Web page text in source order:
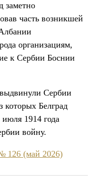
заметно
часть возникшей
организациям,
к Сербии Боснии
Сербии
которых Белград
1914 года
войну.
126 (май 2026)